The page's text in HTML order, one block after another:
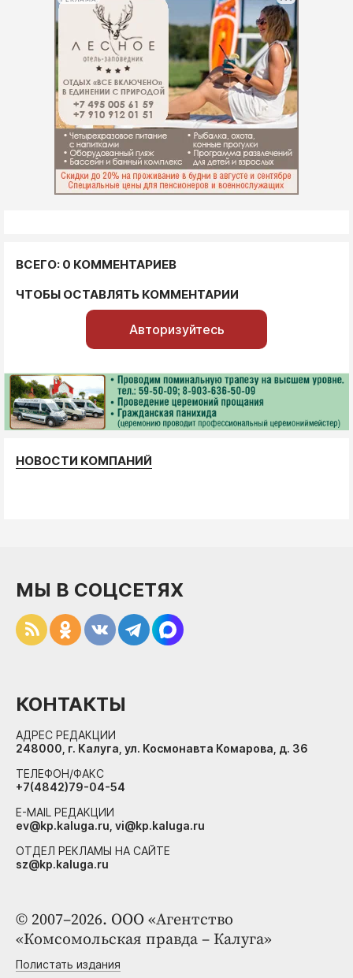
ВСЕГО: 0 КОММЕНТАРИЕВ
ЧТОБЫ ОСТАВЛЯТЬ КОММЕНТАРИИ
Авторизуйтесь
НОВОСТИ КОМПАНИЙ
© 2007–2026. ООО «Агентство
«Комсомольская правда – Калуга»
Полистать издания
МЫ В СОЦСЕТЯХ
КОНТАКТЫ
АДРЕС РЕДАКЦИИ
248000, г. Калуга, ул. Космонавта Комарова, д. 36
ТЕЛЕФОН/ФАКС
+7(4842)79-04-54
E-MAIL РЕДАКЦИИ
ev@kp.kaluga.ru, vi@kp.kaluga.ru
ОТДЕЛ РЕКЛАМЫ НА САЙТЕ
sz@kp.kaluga.ru